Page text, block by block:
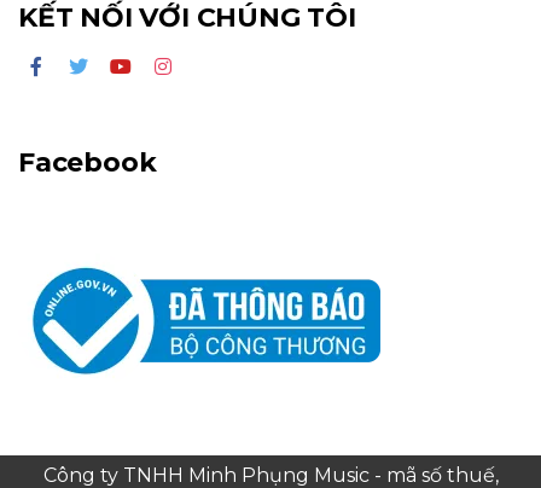
KẾT NỐI VỚI CHÚNG TÔI
Facebook
Công ty TNHH Minh Phụng Music - mã số thuế,